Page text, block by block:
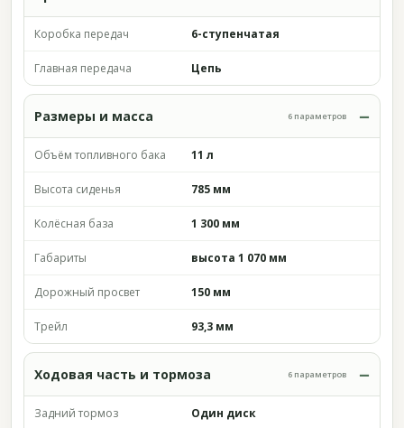
Коробка передач 6-ступенчатая
Главная передача Цепь
Размеры и масса 6 параметров
Объём топливного бака 11 л
Высота сиденья 785 мм
Колёсная база 1 300 мм
Габариты высота 1 070 мм
Дорожный просвет 150 мм
Трейл 93,3 мм
Ходовая часть и тормоза 6 параметров
Задний тормоз Один диск